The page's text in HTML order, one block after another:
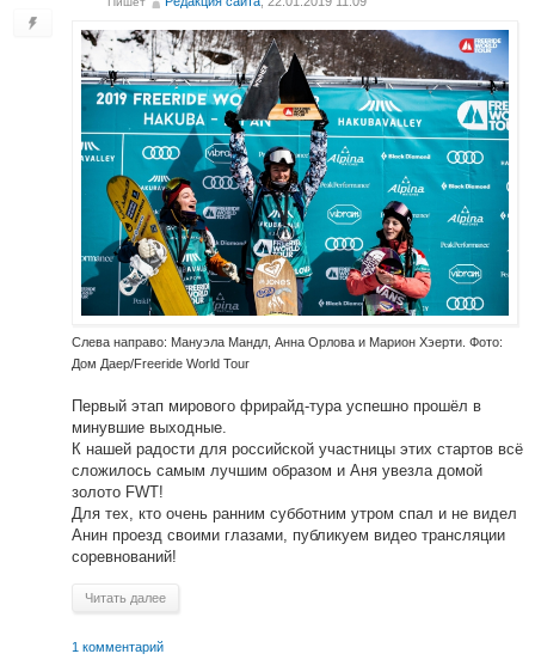
Слева направо: Мануэла Мандл, Анна Орлова и Марион Хэерти. Фото:
Дом Даер/Freeride World Tour
Первый этап мирового фрирайд-тура успешно прошёл в
минувшие выходные.
К нашей радости для российской участницы этих стартов всё
сложилось самым лучшим образом и Аня увезла домой
золото FWT!
Для тех, кто очень ранним субботним утром спал и не видел
Анин проезд своими глазами, публикуем видео трансляции
соревнований!
Читать далее
1 комментарий